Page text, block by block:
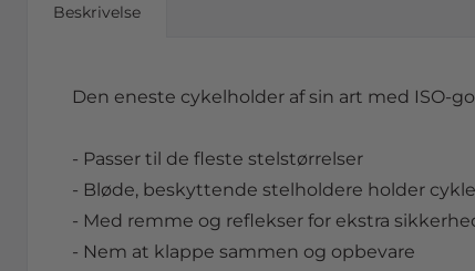
Beskrivelse
Den eneste cykelholder af sin art med
- Passer til de fleste stelstørrelser
- Bløde, beskyttende stelholdere holder
- Med remme og reflekser for ekstra
- Nem at klappe sammen og opbevare